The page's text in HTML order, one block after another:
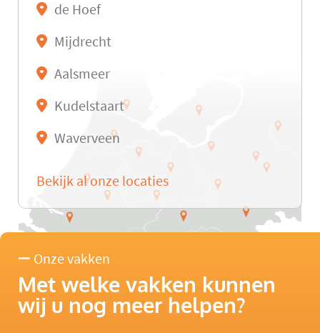
de Hoef
Mijdrecht
Aalsmeer
Kudelstaart
Waverveen
Bekijk al onze locaties
Onze vakken
Met welke vakken kunnen
wij u nog meer helpen?